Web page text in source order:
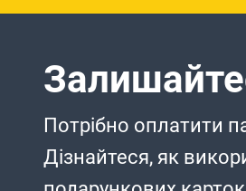
Потрібно оплатити
Дізнайтеся, як